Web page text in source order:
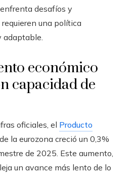
desafíos y
una política
adaptable.
económico
capacidad de
oficiales, el Producto
la eurozona creció un 0,3%
de 2025. Este aumento,
un avance más lento de lo